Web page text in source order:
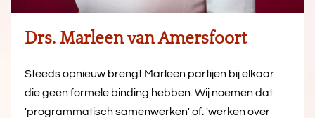
Drs. Marleen van Amersfoort
Steeds opnieuw brengt Marleen partijen bij elkaar
die geen formele binding hebben. Wij noemen dat
'programmatisch samenwerken' of: 'werken over